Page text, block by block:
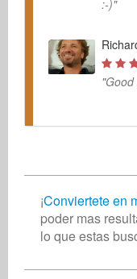
:-)"
¡Conviertete en
poder mas
lo que estas